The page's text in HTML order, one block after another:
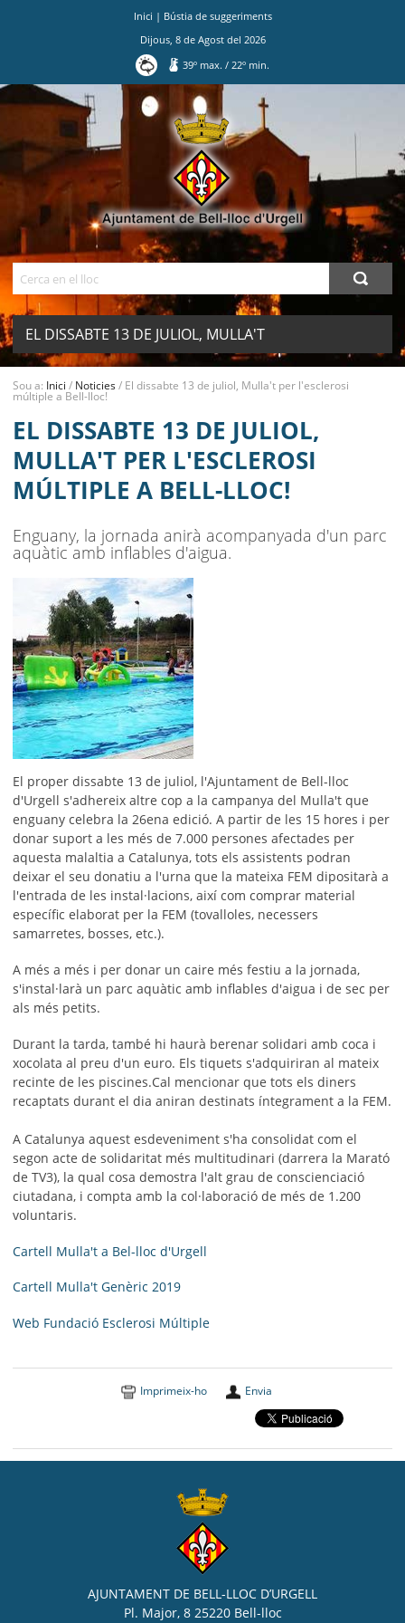
Inici | Bústia de suggeriments
Dijous, 8de Agostdel 2026
39º max./ 22º min.
EL DISSABTE 13 DE JULIOL, MULLA'T
PER L'ESCLEROSI MÚLTIPLE A BELL-
LLOC!
AJUNTAMENT
MUNICIPI
SEU ELECTRÒNICA
BELL-LLOC SOLUCIONA
Sou a: Inici / Noticies/ El dissabte 13 de juliol, Mulla't per l'esclerosi
múltiple a Bell-lloc!
EL DISSABTE 13 DE JULIOL,
MULLA'T PER L'ESCLEROSI
MÚLTIPLE A BELL-LLOC!
Enguany, la jornada anirà acompanyada d'un parc
aquàtic amb inflables d'aigua.
El proper dissabte 13 de juliol, l'Ajuntament de Bell-lloc
d'Urgell s'adhereix altre cop a la campanya del Mulla't que
enguany celebra la 26ena edició. A partir de les 15 hores i per
donar suport a les més de 7.000 persones afectades per
aquesta malaltia a Catalunya, tots els assistents podran
deixar el seu donatiu a l'urna que la mateixa FEM dipositarà a
l'entrada de les instal·lacions, així com comprar material
específic elaborat per la FEM (tovalloles, necessers
samarretes, bosses, etc.).
A més a més i per donar un caire més festiu a la jornada,
s'instal·larà un parc aquàtic amb inflables d'aigua i de sec per
als més petits.
Durant la tarda, també hi haurà berenar solidari amb coca i
xocolata al preu d'un euro. Els tiquets s'adquiriran al mateix
recinte de les piscines.Cal mencionar que tots els diners
recaptats durant el dia aniran destinats íntegrament a la FEM.
A Catalunya aquest esdeveniment s'ha consolidat com el
segon acte de solidaritat més multitudinari (darrera la Marató
de TV3), la qual cosa demostra l'alt grau de conscienciació
ciutadana, i compta amb la col·laboració de més de 1.200
voluntaris.
Cartell Mulla't a Bel-lloc d'Urgell
Cartell Mulla't Genèric 2019
Web Fundació Esclerosi Múltiple
Imprimeix-ho Envia
AJUNTAMENT DE BELL-LLOC D’URGELL
Pl. Major, 8 25220 Bell-lloc